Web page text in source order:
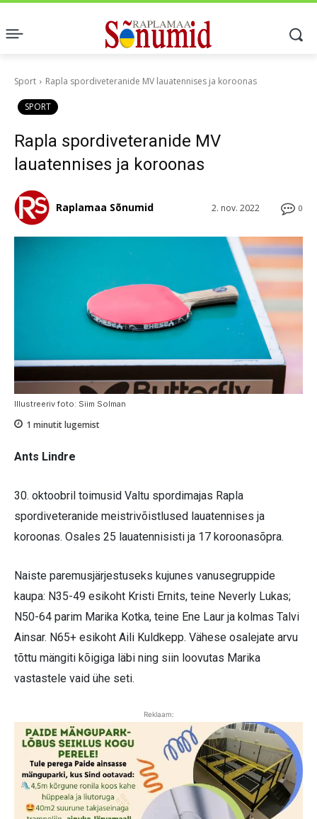
Sport Rapla spordiveteranide MV lauatennises ja koroonas
SPORT
Rapla spordiveteranide MV
lauatennises ja koroonas
0
2. nov. 2022
Raplamaa Sõnumid
Illustreeriv foto: Siim Solman
1 minutit lugemist
Ants Lindre
30. oktoobril toimusid Valtu spordimajas Rapla
spordiveteranide meistrivõistlused lauatennises ja
koroonas. Osales 25 lauatennisisti ja 17 koroonasõpra.
Naiste paremusjärjestuseks kujunes vanusegruppide
kaupa: N35-49 esikoht Kristi Ernits, teine Neverly Lukas;
N50-64 parim Marika Kotka, teine Ene Laur ja kolmas Talvi
Ainsar. N65+ esikoht Aili Kuldkepp. Vähese osalejate arvu
tõttu mängiti kõigiga läbi ning siin loovutas Marika
vastastele vaid ühe seti.
Reklaam: